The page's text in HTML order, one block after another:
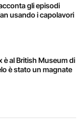
gli episodi
usando i capolavori
è al British Museum di
è stato un magnate